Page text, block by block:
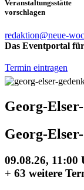
Veranstaltungsstätte
vorschlagen
redaktion@neue-
Das Eventportal
Termin eintragen
Georg-
Georg-
09.08.26, 11:00
+ 63 weitere